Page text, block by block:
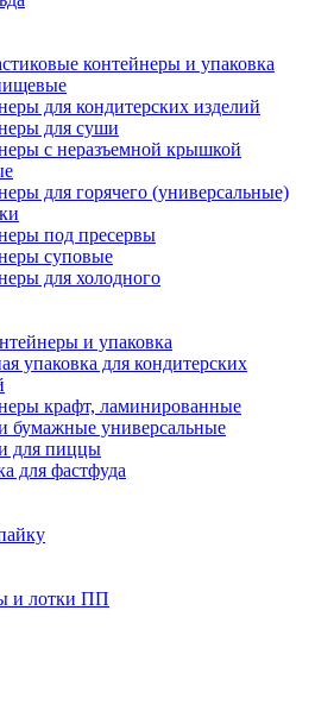
контейнеры и упаковка
для кондитерских изделий
для суши
с неразъемной крышкой
для горячего (универсальные)
под пресервы
суповые
для холодного
и упаковка
упаковка для кондитерских
крафт, ламинированные
бумажные универсальные
для пиццы
для фастфуда
и лотки ПП